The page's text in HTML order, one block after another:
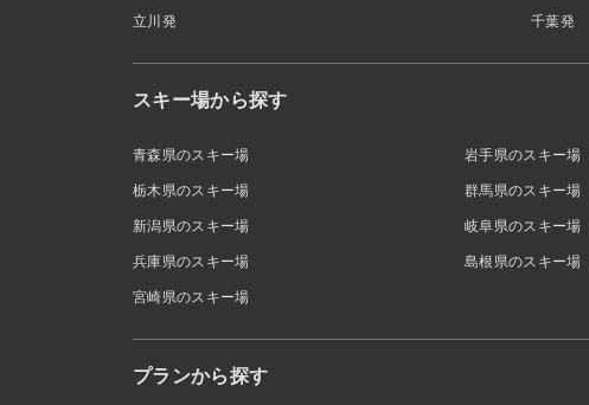
立川発 千葉発
スキー場から探す
青森県のスキー場 岩手県のスキー場
栃木県のスキー場 群馬県のスキー場
新潟県のスキー場 岐阜県のスキー場
兵庫県のスキー場 島根県のスキー場
宮崎県のスキー場
プランから探す